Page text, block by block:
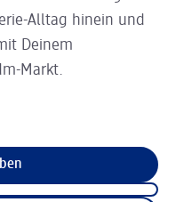
Alltag hinein und
Deinem
Markt.